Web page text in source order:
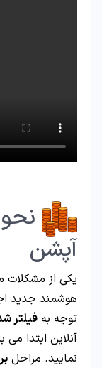
آپشن
یکی از مشکلات
هوشمند جدید
توجه به فیلتر
نمایید. مراحل